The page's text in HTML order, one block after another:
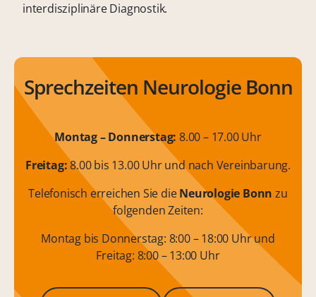
interdisziplinäre Diagnostik.
Sprechzeiten Neurologie Bonn
Montag – Donnerstag: 8.00 – 17.00 Uhr
Freitag:8.00 bis 13.00 Uhr und nach Vereinbarung.
Telefonisch erreichen Sie dieNeurologie Bonn zu
folgenden Zeiten:
Montag bis Donnerstag: 8:00 – 18:00 Uhr und
Freitag: 8:00 – 13:00 Uhr